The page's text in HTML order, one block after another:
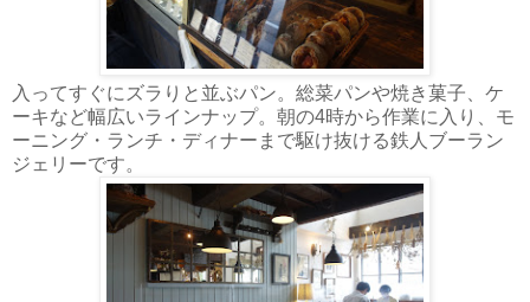
入ってすぐにズラりと並ぶパン。総菜パンや焼き菓子、ケ
ーキなど幅広いラインナップ。朝の4時から作業に入り、モ
ーニング・ランチ・ディナーまで駆け抜ける鉄人ブーラン
ジェリーです。